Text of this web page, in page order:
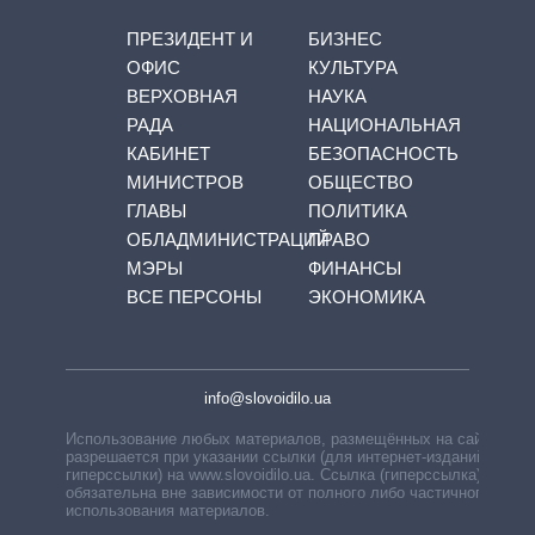
ПРЕЗИДЕНТ И
ОФИС
ВЕРХОВНАЯ
РАДА
КАБИНЕТ
МИНИСТРОВ
ГЛАВЫ
ОБЛАДМИНИСТРАЦИЙ
МЭРЫ
ВСЕ ПЕРСОНЫ
БИЗНЕС
КУЛЬТУРА
НАУКА
НАЦИОНАЛЬНАЯ
БЕЗОПАСНОСТЬ
ОБЩЕСТВО
ПОЛИТИКА
ПРАВО
ФИНАНСЫ
ЭКОНОМИКА
info@slovoidilo.ua
Использование любых материалов, размещённых на сайте,
разрешается при указании ссылки (для интернет-изданий —
гиперссылки) на www.slovoidilo.ua. Ссылка (гиперссылка)
обязательна вне зависимости от полного либо частичного
использования материалов.